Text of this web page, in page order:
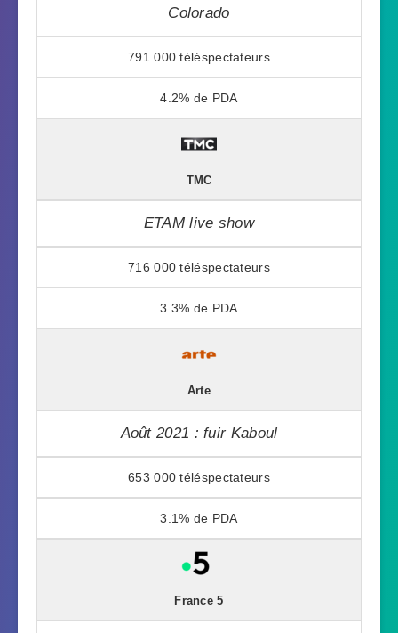
Colorado
791 000
4.2%
TMC
ETAM live show
716 000
3.3%
Arte
Août 2021 : fuir Kaboul
653 000
3.1%
France 5